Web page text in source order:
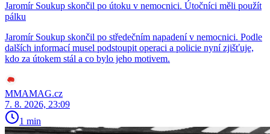
Jaromír Soukup skončil po útoku v nemocnici. Útočníci měli použít
pálku
Jaromír Soukup skončil po středečním napadení v nemocnici. Podle
dalších informací musel podstoupit operaci a policie nyní zjišťuje,
kdo za útokem stál a co bylo jeho motivem.
MMAMAG.cz
7. 8. 2026, 23:09
1 min